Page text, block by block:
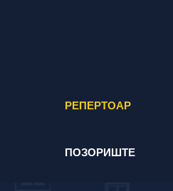
РЕПЕРТОАР
ПОЗОРИШТЕ